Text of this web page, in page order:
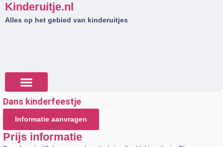
Kinderuitje.nl
Alles op het gebied van kinderuitjes
Dans kinderfeestje
Informatie aanvragen
Prijs informatie